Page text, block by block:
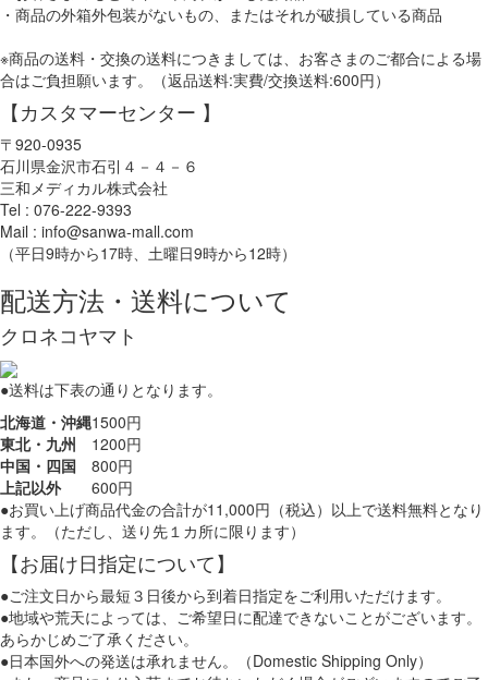
・商品の外箱外包装がないもの、またはそれが破損している商品
※商品の送料・交換の送料につきましては、お客さまのご都合による場
合はご負担願います。（返品送料:実費/交換送料:600円）
【カスタマーセンター 】
〒920-0935
石川県金沢市石引４－４－６
三和メディカル株式会社
Tel : 076-222-9393
Mail : info@sanwa-mall.com
（平日9時から17時、土曜日9時から12時）
配送方法・送料について
クロネコヤマト
●送料は下表の通りとなります。
北海道・沖縄1500円
東北・九州
1200円
中国・四国
800円
上記以外
600円
●お買い上げ商品代金の合計が11,000円（税込）以上で送料無料となり
ます。（ただし、送り先１カ所に限ります）
【お届け日指定について】
●ご注文日から最短３日後から到着日指定をご利用いただけます。
●地域や荒天によっては、ご希望日に配達できないことがございます。
あらかじめご了承ください。
●日本国外への発送は承れません。（Domestic Shipping Only）